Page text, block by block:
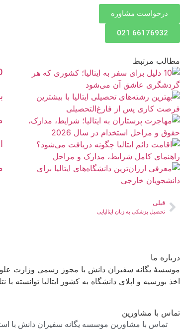
درخواست مشاوره
66176932 021
مطالب مرتبط
10 دلیل
قبلی
تحصیل پزشکی به زبان ایتالیایی
درباره ما
موسسۀ یگانه سفیران دانش با مجوز رسمی وزارت
اخذ بورسیه و اپلای دانشگاه به کشور ایتالیا توانسته
تماس با مشاورین
تماس با مشاورین موسسه یگانه سفیران دانش با